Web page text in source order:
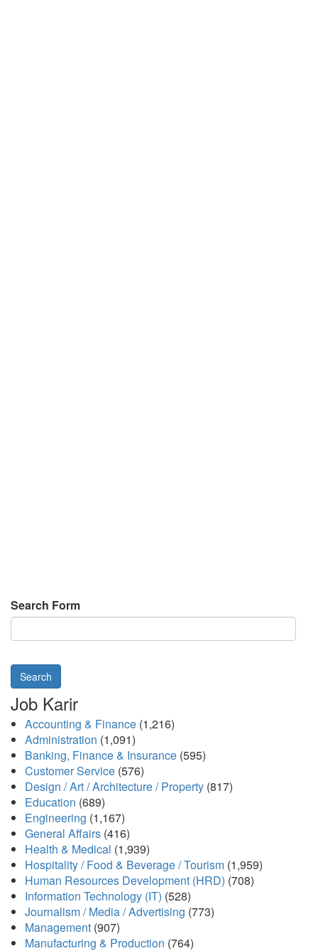
Search Form
Search
Job Karir
Accounting & Finance (1,216)
Administration (1,091)
Banking, Finance & Insurance (595)
Customer Service (576)
Design / Art / Architecture / Property (817)
Education (689)
Engineering (1,167)
General Affairs (416)
Health & Medical (1,939)
Hospitality / Food & Beverage / Tourism (1,959)
Human Resources Development (HRD) (708)
Information Technology (IT) (528)
Journalism / Media / Advertising (773)
Management (907)
Manufacturing & Production (764)